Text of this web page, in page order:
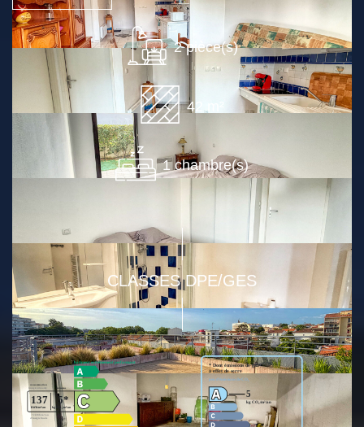
2 pièce(s)
42 m²
1 chambre(s)
CLASSES DPE/GES